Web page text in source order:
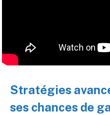
Stratégies
ses chances de